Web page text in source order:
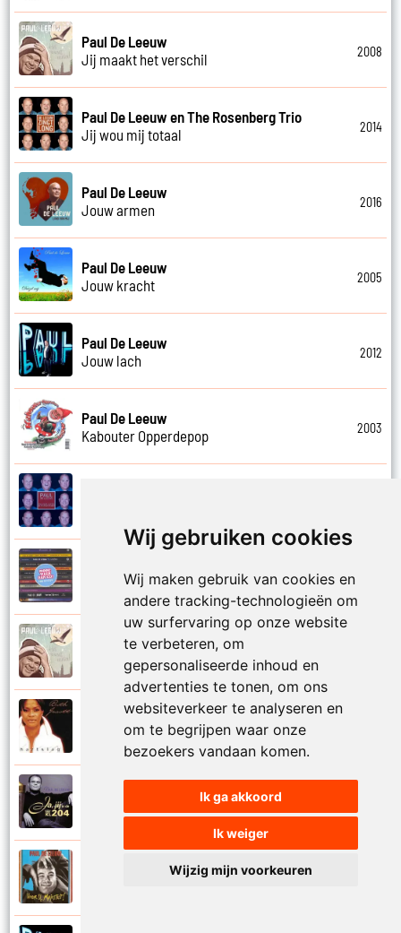
Wij gebruiken cookies
Wij maken gebruik van cookies en
andere tracking-technologieën om
uw surfervaring op onze website
te verbeteren, om
gepersonaliseerde inhoud en
advertenties te tonen, om ons
websiteverkeer te analyseren en
om te begrijpen waar onze
bezoekers vandaan komen.
Ik ga akkoord
Ik weiger
Wijzig mijn voorkeuren
Paul De Leeuw
Jij maakt het verschil
2008
Paul De Leeuw en The Rosenberg Trio
Jij wou mij totaal
2014
Paul De Leeuw
Jouw armen
2016
Paul De Leeuw
Jouw kracht
2005
Paul De Leeuw
Jouw lach
2012
Paul De Leeuw
Kabouter Opperdepop
2003
Katinka
Paul De Leeuw
Kerstmis
Ruth Jacott en Paul De Leeuw
Kijk niet uit
KL 204 (Als ik God was)